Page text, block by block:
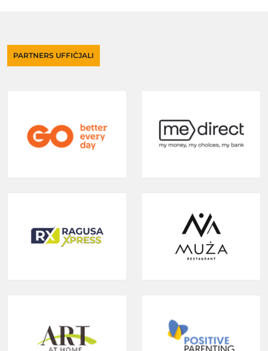
PARTNERS UFFIĊJALI